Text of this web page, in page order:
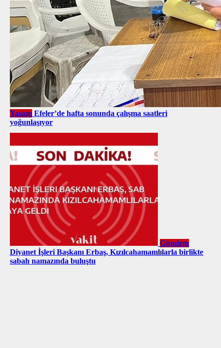
Yaşam Efeler’de hafta sonunda çalışma saatleri
yoğunlaşıyor
Gündem
Diyanet İşleri Başkanı Erbaş, Kızılcahamamlılarla birlikte
sabah namazında buluştu